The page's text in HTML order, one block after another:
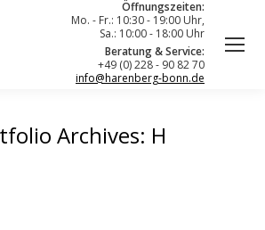
Öffnungszeiten:
Mo. - Fr.: 10:30 - 19:00 Uhr,
Sa.: 10:00 - 18:00 Uhr
Beratung & Service:
+49 (0) 228 - 90 82 70
info@harenberg-bonn.de
Archives: H